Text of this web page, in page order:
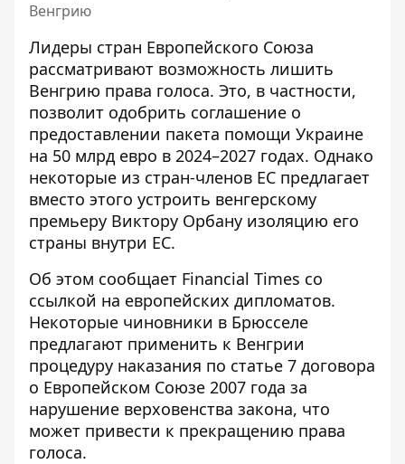
Венгрию
Лидеры стран Европейского Союза
рассматривают возможность лишить
Венгрию права голоса. Это, в частности,
позволит одобрить соглашение о
предоставлении пакета помощи Украине
на 50 млрд евро в 2024–2027 годах. Однако
некоторые из стран-членов ЕС предлагает
вместо этого устроить венгерскому
премьеру Виктору Орбану изоляцию его
страны внутри ЕС.
Об этом сообщает Financial Times со
ссылкой на европейских дипломатов.
Некоторые чиновники в Брюсселе
предлагают применить к Венгрии
процедуру наказания по статье 7 договора
о Европейском Союзе 2007 года за
нарушение верховенства закона, что
может привести к прекращению права
голоса.